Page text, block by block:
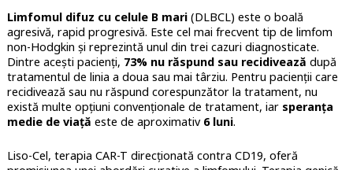
Limfomul difuz cu celule B mari(DLBCL) este o boală
agresivă, rapid progresivă. Este cel mai frecvent tip de limfom
non-Hodgkin și reprezintă unul din trei cazuri diagnosticate.
Dintre acești pacienți, 73% nu răspund sau recidivează după
tratamentul de linia a doua sau mai târziu. Pentru pacienții care
recidivează sau nu răspund corespunzător la tratament, nu
există multe opțiuni convenționale de tratament, iarsperanța
medie de viață este de aproximativ 6 luni.
Liso-Cel, terapia CAR-T direcționată contra CD19, oferă